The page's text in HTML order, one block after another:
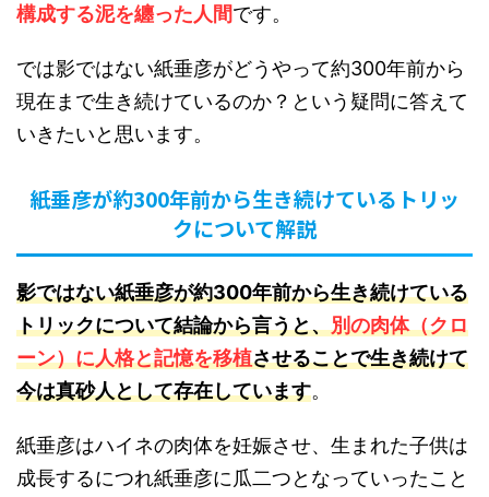
構成する泥を纏った人間です。
では影ではない紙垂彦がどうやって約300年前から
現在まで生き続けているのか？という疑問に答えて
いきたいと思います。
紙垂彦が約300年前から生き続けているトリッ
クについて解説
影ではない紙垂彦が約300年前から生き続けている
トリックについて結論から言うと、別の肉体（クロ
ーン）に人格と記憶を移植させることで生き続けて
今は真砂人として存在しています。
紙垂彦はハイネの肉体を妊娠させ、生まれた子供は
成長するにつれ紙垂彦に瓜二つとなっていったこと